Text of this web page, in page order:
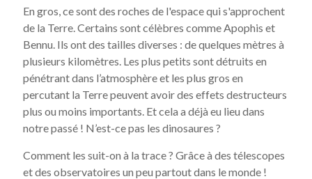
En gros, ce sont des roches de l'espace qui s'approchent
de la Terre. Certains sont célèbres comme Apophis et
Bennu. Ils ont des tailles diverses : de quelques mètres à
plusieurs kilomètres. Les plus petits sont détruits en
pénétrant dans l’atmosphère et les plus gros en
percutant la Terre peuvent avoir des effets destructeurs
plus ou moins importants. Et cela a déjà eu lieu dans
notre passé ! N’est-ce pas les dinosaures ?
Comment les suit-on à la trace ? Grâce à des télescopes
et des observatoires un peu partout dans le monde !